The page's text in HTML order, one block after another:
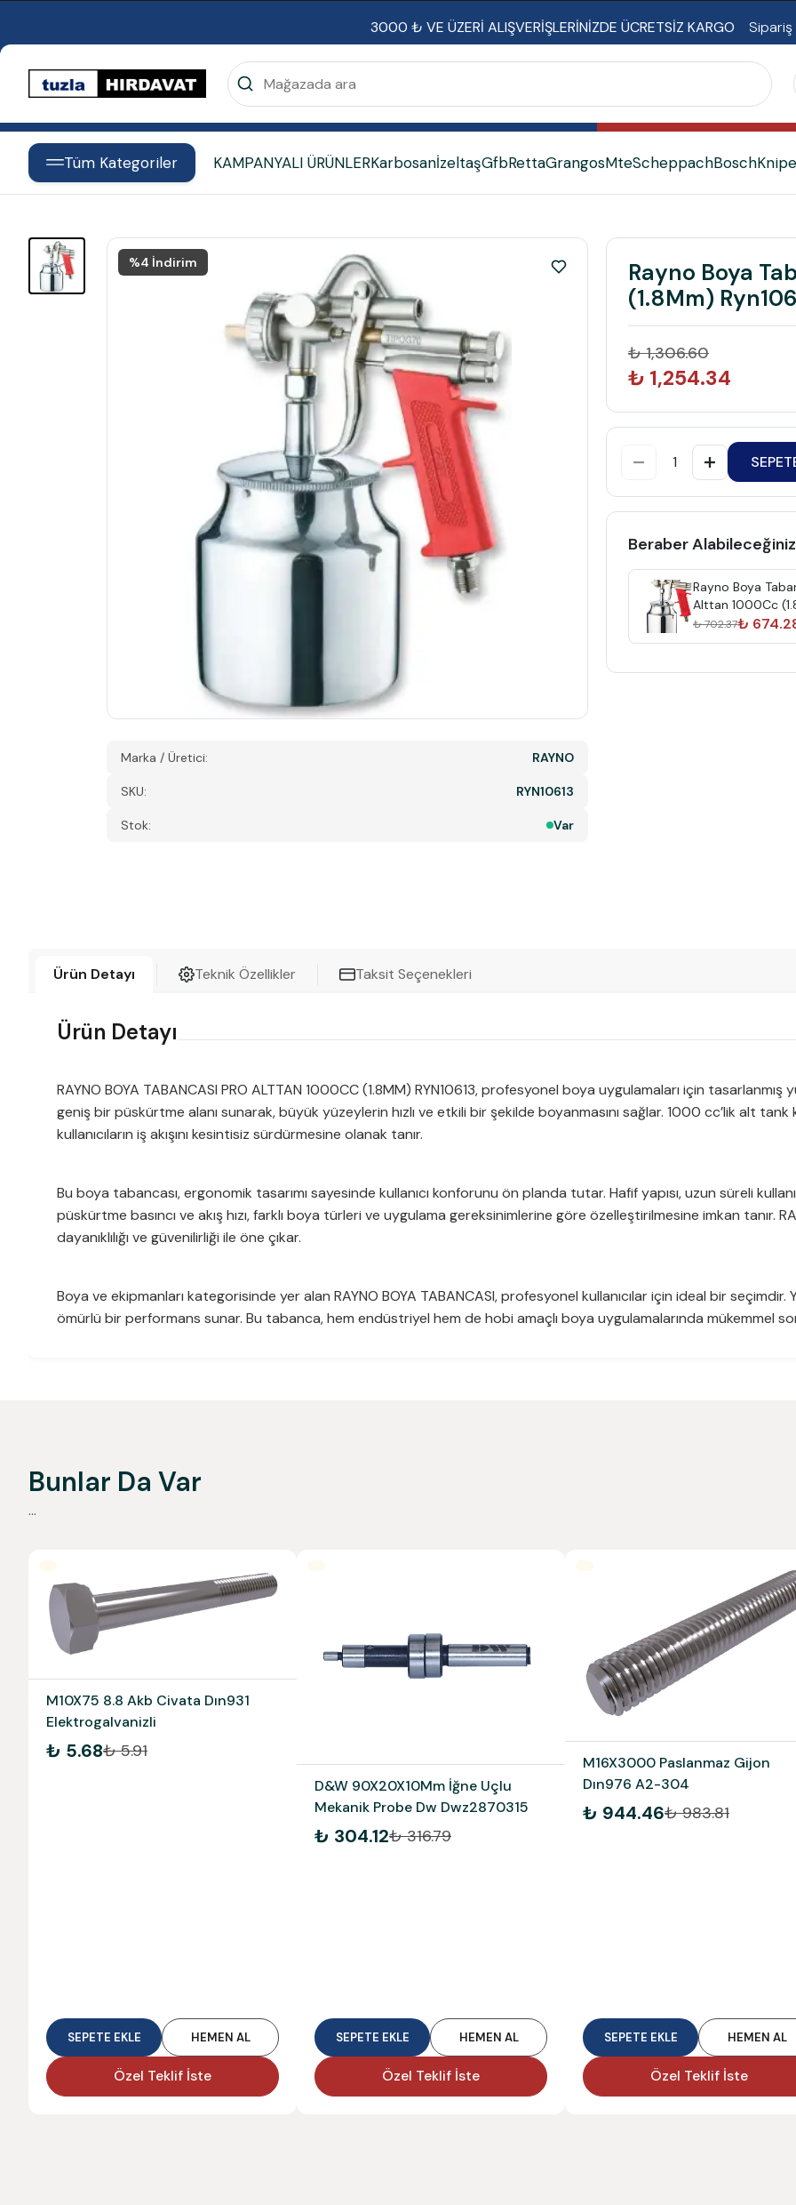
3000 ₺ VE ÜZERİ ALIŞVERİŞLERİNİZDE ÜCRETSİZ KARGO Sipariş
Tüm Kategoriler KAMPANYALI ÜRÜNLERKarbosanİzeltaşGfbRettaGrangosMteScheppachBosch
%4 İndirim
Marka / Üretici: RAYNO
SKU: RYN10613
Stok: Var
Rayno Boya
(1.8Mm)
₺ 1,306.60
₺ 1,254.34
Beraber
Rayno Boya
Alttan 1000Cc
Ryn10609
₺ 702.37₺
Ürün Detayı Teknik Özellikler Taksit Seçenekleri
Ürün Detayı
RAYNO BOYA TABANCASI PRO ALTTAN 1000CC (1.8MM) RYN10613, profesyonel boya uygulamaları için
geniş bir püskürtme alanı sunarak, büyük yüzeylerin hızlı ve etkili bir şekilde boyanmasını sağlar. 1000 cc’lik alt
kullanıcıların iş akışını kesintisiz sürdürmesine olanak tanır.
Bu boya tabancası, ergonomik tasarımı sayesinde kullanıcı konforunu ön planda tutar. Hafif yapısı, uzun süreli
püskürtme basıncı ve akış hızı, farklı boya türleri ve uygulama gereksinimlerine göre özelleştirilmesine imkan tanır.
dayanıklılığı ve güvenilirliği ile öne çıkar.
Boya ve ekipmanları kategorisinde yer alan RAYNO BOYA TABANCASI, profesyonel kullanıcılar için ideal bir
ömürlü bir performans sunar. Bu tabanca, hem endüstriyel hem de hobi amaçlı boya uygulamalarında mükemmel
Bunlar Da Var
...
M10X75 8.8 Akb Civata Dın931
Elektrogalvanizli
₺ 5.68₺ 5.91
SEPETE EKLE HEMEN AL
Özel Teklif İste
D&W 90X20X10Mm İğne Uçlu
Mekanik Probe Dw Dwz2870315
₺ 304.12₺ 316.79
SEPETE EKLE HEMEN AL
Özel Teklif İste
M16X3000 Paslanmaz Gijon
Dın976 A2-304
₺ 944.46₺ 983.81
SEPETE EKLE HEMEN AL
Özel Teklif İste